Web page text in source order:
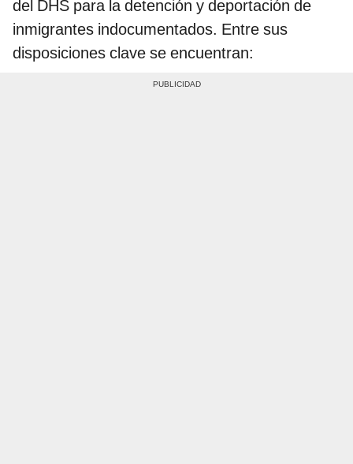
del DHS para la detención y deportación de
inmigrantes indocumentados. Entre sus
disposiciones clave se encuentran: